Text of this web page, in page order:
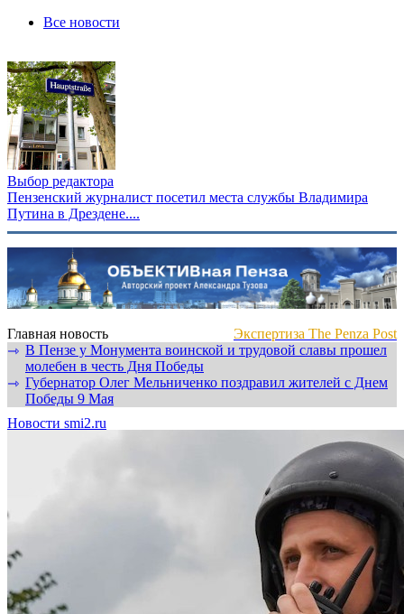
Все новости
Выбор редактора
Пензенский журналист посетил места службы Владимира
Путина в Дрездене....
Главная новость
Экспертиза The Penza Post
⇾ В Пензе у Монумента воинской и трудовой славы прошел
молебен в честь Дня Победы
⇾ Губернатор Олег Мельниченко поздравил жителей с Днем
Победы 9 Мая
Новости smi2.ru